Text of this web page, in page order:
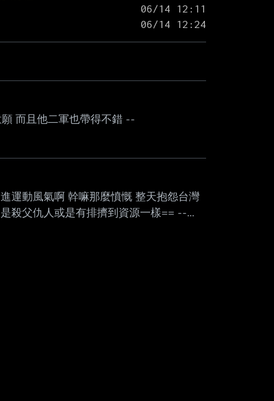
而且他二軍也帶得不錯 --
運動風氣啊 幹嘛那麼憤慨 整天抱怨台灣
殺父仇人或是有排擠到資源一樣== --
Don't @ me please. by ithrow88 -- 中
沒有，至少越多人打，他們現在要搞定
一